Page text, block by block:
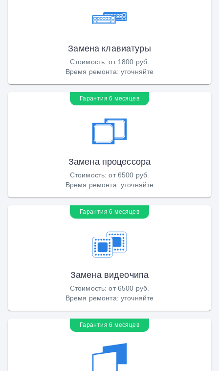
Замена клавиатуры
Стоимость:от 1800 руб.
Время ремонта: уточняйте
Гарантия 6 месяцев
Замена процессора
Стоимость:от 6500 руб.
Время ремонта: уточняйте
Гарантия 6 месяцев
Замена видеочипа
Стоимость:от 6500 руб.
Время ремонта: уточняйте
Гарантия 6 месяцев